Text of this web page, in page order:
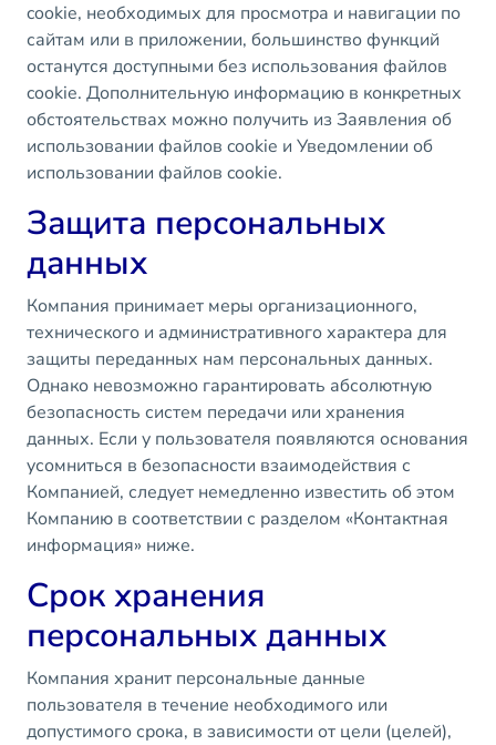
cookie, необходимых для просмотра и навигации по
сайтам или в приложении, большинство функций
останутся доступными без использования файлов
cookie. Дополнительную информацию в конкретных
обстоятельствах можно получить из Заявления об
использовании файлов cookie и Уведомлении об
использовании файлов cookie.
Защита персональных
данных
Компания принимает меры организационного,
технического и административного характера для
защиты переданных нам персональных данных.
Однако невозможно гарантировать абсолютную
безопасность систем передачи или хранения
данных. Если у пользователя появляются основания
усомниться в безопасности взаимодействия с
Компанией, следует немедленно известить об этом
Компанию в соответствии с разделом «Контактная
информация» ниже.
Срок хранения
персональных данных
Компания хранит персональные данные
пользователя в течение необходимого или
допустимого срока, в зависимости от цели (целей),